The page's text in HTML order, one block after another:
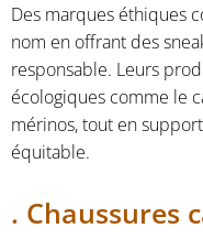
Des marques éthiques
nom en offrant des
responsable. Leurs
écologiques comme le
mérinos, tout en
équitable.
. Chaussures